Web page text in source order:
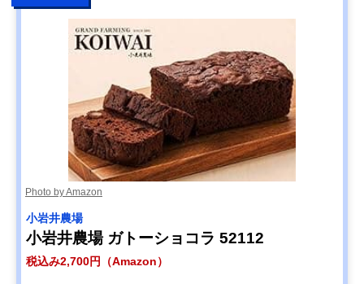
Photo by Amazon
小岩井農場
小岩井農場 ガトーショコラ 52112
税込み2,700円（Amazon）